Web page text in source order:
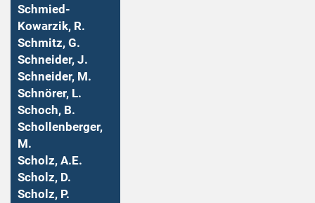
Schmied-
Kowarzik, R.
Schmitz, G.
Schneider, J.
Schneider, M.
Schnörer, L.
Schoch, B.
Schollenberger,
M.
Scholz, A.E.
Scholz, D.
Scholz, P.